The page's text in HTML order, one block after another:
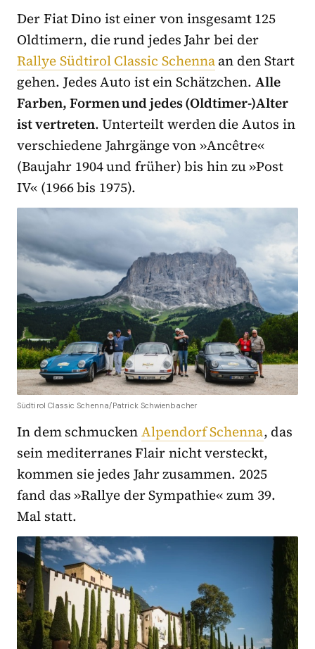
Der Fiat Dino ist einer von insgesamt 125
Oldtimern, die rund jedes Jahr bei der
Rallye Südtirol Classic Schennaan den Start
gehen. Jedes Auto ist ein Schätzchen. Alle
Farben, Formen und jedes (Oldtimer-)Alter
ist vertreten. Unterteilt werden die Autos in
verschiedene Jahrgänge von »Ancêtre«
(Baujahr 1904 und früher) bis hin zu »Post
IV« (1966 bis 1975).
Südtirol Classic Schenna/Patrick Schwienbacher
In dem schmuckenAlpendorf Schenna, das
sein mediterranes Flair nicht versteckt,
kommen sie jedes Jahr zusammen. 2025
fand das »Rallye der Sympathie« zum 39.
Mal statt.